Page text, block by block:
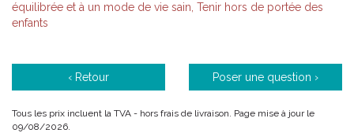
équilibrée et à un mode de vie sain, Tenir hors de portée des
enfants
‹ Retour Poser une question ›
Tous les prix incluent la TVA - hors frais de livraison. Page mise à jour le
09/08/2026.